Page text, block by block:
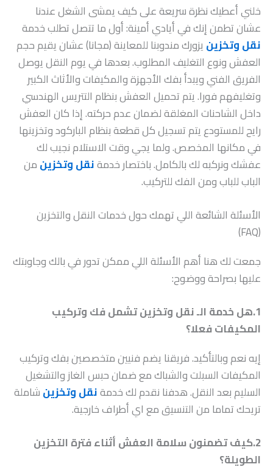
خلني أعطيك نظرة سريعة على كيف يمشى الشغل عندنا
عشان تطمن إنك في أيادي أمينة: أول ما تتصل تطلب خدمة
نقل وتخزينيزورك مندوبنا للمعاينة (مجانا) عشان يقيم حجم
العفش ونوع التغليف المطلوب. بعدها في يوم النقل يوصل
الفريق الفني ويبدأ بفك الأجهزة والمكيفات والأثاث الكبير
وتغليفهم فورا. يتم تحميل العفش بنظام التتريس الهندسي
داخل الشاحنات المغلقة لضمان عدم حركته. إذا كان العفش
رايح للمستودع يتم تسجيل كل قطعة بنظام الباركود وتخزينها
في مكانها المخصص. ولما يجي وقت الاستلام نجيب لك
عفشك ونركبه لك بالكامل. باختصار خدمةنقل وتخزينمن
الباب للباب ومن الفك للتركيب.
الأسئلة الشائعة اللي تهمك حول خدمات النقل والتخزين
(FAQ)
جمعت لك هنا أهم الأسئلة اللي ممكن تدور في بالك وجاوبتك
عليها بصراحة ووضوح:
1.هل خدمة الـ نقل وتخزين تشمل فك وتركيب
المكيفات فعلا؟
إيه نعم وبالتأكيد. فريقنا يضم فنيين متخصصين بفك وتركيب
المكيفات السبلت والشباك مع ضمان حبس الغاز والتشغيل
السليم بعد النقل. هدفنا نقدم لك خدمةنقل وتخزينشاملة
تريحك تماما من التنسيق مع اي أطراف خارجية.
2.كيف تضمنون سلامة العفش أثناء فترة التخزين
الطويلة؟